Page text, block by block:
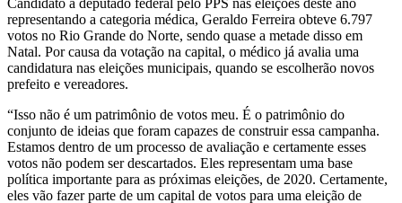
representando a categoria médica, Geraldo Ferreira obteve 6.797
votos no Rio Grande do Norte, sendo quase a metade disso em
Natal. Por causa da votação na capital, o médico já avalia uma
candidatura nas eleições municipais, quando se escolherão novos
prefeito e vereadores.
“Isso não é um patrimônio de votos meu. É o patrimônio do
conjunto de ideias que foram capazes de construir essa campanha.
Estamos dentro de um processo de avaliação e certamente esses
votos não podem ser descartados. Eles representam uma base
política importante para as próximas eleições, de 2020. Certamente,
eles vão fazer parte de um capital de votos para uma eleição de